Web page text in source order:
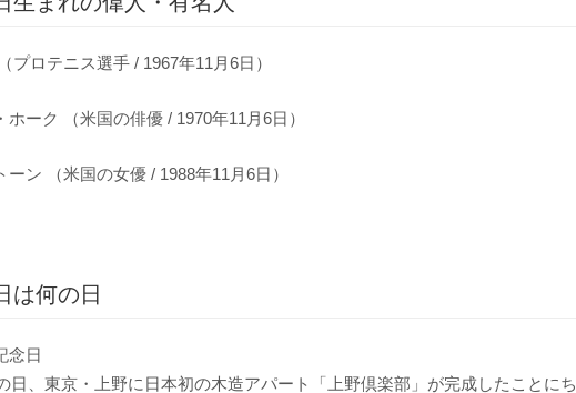
プロテニス選手 / 1967年11月6日）
ホーク （米国の俳優 / 1970年11月6日）
ーン （米国の女優 / 1988年11月6日）
は何の日
念日
日、東京・上野に日本初の木造アパート「上野倶楽部」が完成したことにち